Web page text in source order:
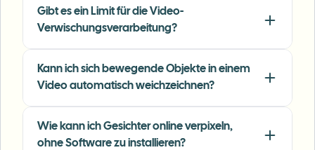
blur and automatic license-plate hiding
keeps posts compliant and on-brand without
ER
Emma Rodriguez
Social Media Manager •Digital Agency
"I've used many blur filters, but the adaptive
face and plate blur here are the most natural-
Gibt es ein Limit für die Video-
Verwischungsverarbeitung?
Kann ich sich bewegende Objekte in einem
Video automatisch weichzeichnen?
Wie kann ich Gesichter online verpixeln,
ohne Software zu installieren?